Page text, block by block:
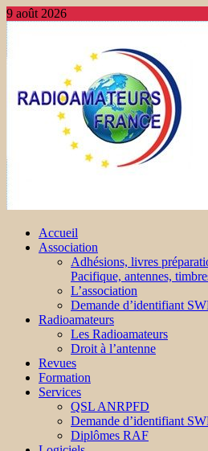
9 août 2026
Accueil
Association
Adhésions, livres
Pacifique, antennes,
L’association
Demande d’identifiant
Radioamateurs
Les Radioamateurs
Droit à l’antenne
Revues
Formation
Services
QSL ANRPFD
Demande d’identifiant
Diplômes RAF